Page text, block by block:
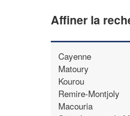
Affiner la
Cayenne
Matoury
Kourou
Remire-Montjoly
Macouria